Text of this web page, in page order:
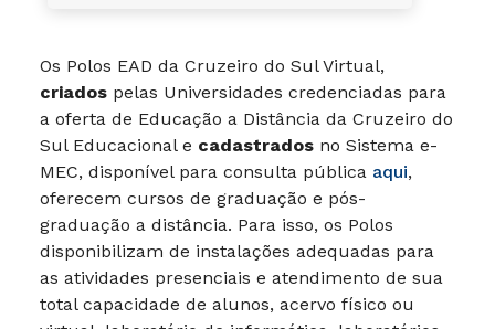
Os Polos EAD da Cruzeiro do Sul Virtual,
criados pelas Universidades credenciadas para
a oferta de Educação a Distância da Cruzeiro do
Sul Educacional e cadastrados no Sistema e-
MEC, disponível para consulta pública aqui,
oferecem cursos de graduação e pós-
graduação a distância. Para isso, os Polos
disponibilizam de instalações adequadas para
as atividades presenciais e atendimento de sua
total capacidade de alunos, acervo físico ou